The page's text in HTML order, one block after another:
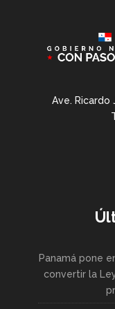
Ave. Ricardo
Panamá pone
convertir la